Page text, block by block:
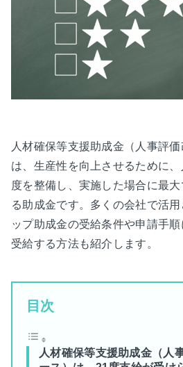
人材確保等支援助成金（人事評価
は、生産性を向上させるために
度を整備し、実施した場合に最
る助成金です。多くの会社で活
ップ助成金の受給条件や申請手順
受給する方法も紹介します。
目次
人材確保等支援助成金（人